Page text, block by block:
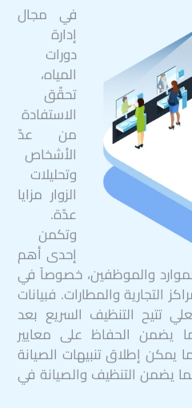
في مجال
إدارة
دورات
المياه،
تحقّق
الاستفادة
من عدّ
الأشخاص
وتحليلات
الزوار مزايا
عدّة.
وتكمن
إحدى أهم
والموظفين، خصوصاً في
التجارية والمطارات. فبيانات
تتيح التنظيف السريع بعد
يضمن الحفاظ على معايير
يمكن إطلاق تنبيهات الصيانة
يضمن التنظيف والصيانة في